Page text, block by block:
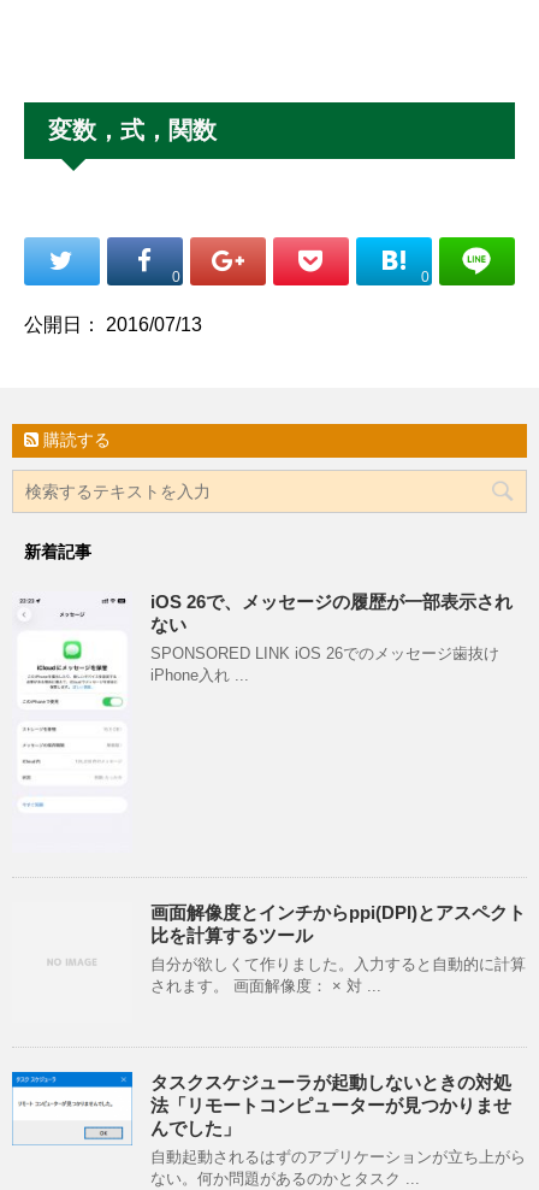
変数，式，関数
0 0
公開日： 2016/07/13
購読する
新着記事
iOS 26で、メッセージの履歴が一部表示され
ない
SPONSORED LINK iOS 26でのメッセージ歯抜け
iPhone入れ ...
画面解像度とインチからppi(DPI)とアスペクト
比を計算するツール
自分が欲しくて作りました。入力すると自動的に計算
されます。 画面解像度： × 対 ...
タスクスケジューラが起動しないときの対処
法「リモートコンピューターが見つかりませ
んでした」
自動起動されるはずのアプリケーションが立ち上がら
ない。何か問題があるのかとタスク ...